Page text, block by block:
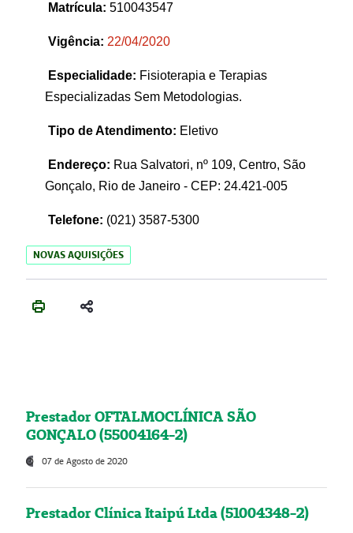
Matrícula: 510043547
Vigência: 22/04/2020
Especialidade: Fisioterapia e Terapias
Especializadas Sem Metodologias.
Tipo de Atendimento: Eletivo
Endereço: Rua Salvatori, nº 109, Centro, São
Gonçalo, Rio de Janeiro - CEP: 24.421-005
Telefone: (021) 3587-5300
NOVAS AQUISIÇÕES
Prestador OFTALMOCLÍNICA SÃO
GONÇALO (55004164-2)
07 de Agosto de 2020
Prestador Clínica Itaipú Ltda (51004348-2)